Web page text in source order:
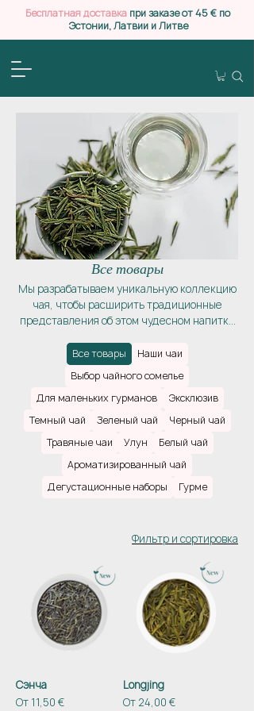
Бесплатная доставка при заказе от 45 € по
Эстонии, Латвии и Литве
Все товары
Мы разрабатываем уникальную коллекцию
чая, чтобы расширить традиционные
представления об этом чудесном напитке
привычных вкусов. Мы поможем вам
открыть мир исключительных сортов
Camellia Sinensis и насладиться
разнообразием травяных чаев. У всех нас
есть свои предпочтения, но иногда нужно
воображение вкусам.
Все товары
Наши чаи
Выбор чайного сомелье
Для маленьких гурманов
Эксклюзив
Темный чай
Зеленый чай
Черный чай
Травяные чаи
Улун
Белый чай
Ароматизированный чай
Дегустационные наборы
Гурме
Фильтр и сортировка
Сэнча
От 11,50 €
Цена со скидкой
Longjing
От 24,00 €
Цена со скидкой